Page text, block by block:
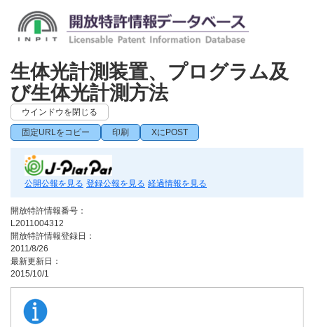
生体光計測装置、プログラム及
び生体光計測方法
ウインドウを閉じる
固定URLをコピー 印刷 XにPOST
公開公報を見る 登録公報を見る 経過情報を見る
開放特許情報番号：
L2011004312
開放特許情報登録日：
2011/8/26
最新更新日：
2015/10/1